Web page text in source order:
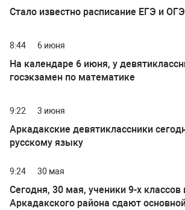
Стало известно расписание ЕГЭ и
8:44 6 июня
На календаре 6 июня, у
госэкзамен по математике
9:22 3 июня
Аркадакские девятиклассники
русскому языку
9:24 30 мая
Сегодня, 30 мая, ученики 9-х
Аркадакского района сдают